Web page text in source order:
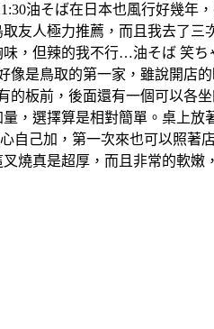
油そば在日本也風行好幾
友人極力推薦，而且我去了
，但辣的我不行…油そば 笑
是鳥取的第一家，雖說開店
板前，後面還有一個可以各
，選擇算是相對簡單。桌上
己加，第一次來也可以照著
燒真是超厚，而且非常的軟嫩